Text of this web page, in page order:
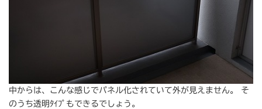
中からは、こんな感じでパネル化されていて外が見えません。 そ
のうち透明ﾀｲﾌﾟもできるでしょう。